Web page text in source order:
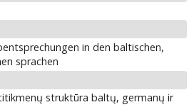
in den baltischen,
sprachen
struktūra baltų, germanų ir